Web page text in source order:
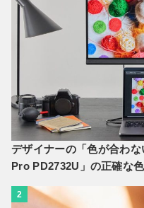
デザイナーの「色が合わ
Pro PD2732U」の正確な
2